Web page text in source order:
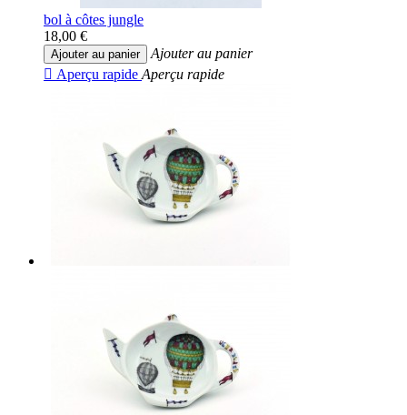
bol à côtes jungle
18,00 €
Ajouter au panier
Ajouter au panier
 Aperçu rapide Aperçu rapide